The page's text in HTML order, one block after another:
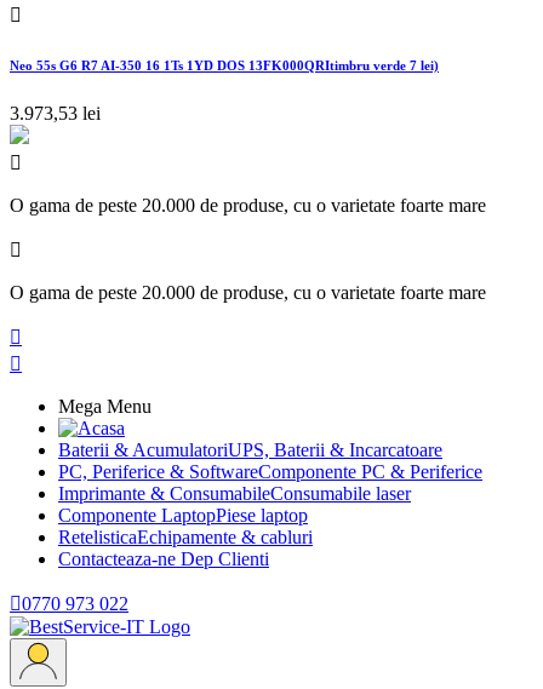

Neo 55s G6 R7 AI-350 16 1Ts 1YD DOS 13FK000QRItimbru verde 7 lei)
3.973,53 lei

O gama de peste 20.000 de produse, cu o varietate foarte mare

O gama de peste 20.000 de produse, cu o varietate foarte mare


Mega Menu
Baterii & AcumulatoriUPS, Baterii & Incarcatoare
PC, Periferice & SoftwareComponente PC & Periferice
Imprimante & ConsumabileConsumabile laser
Componente LaptopPiese laptop
RetelisticaEchipamente & cabluri
Contacteaza-ne Dep Clienti
0770 973 022